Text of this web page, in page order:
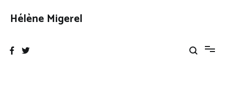
Hélène Migerel